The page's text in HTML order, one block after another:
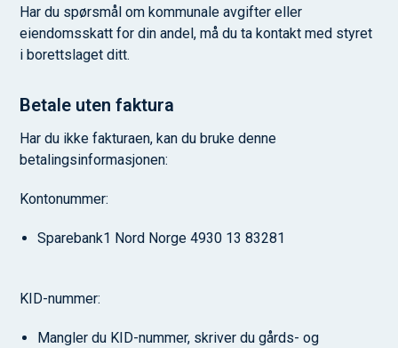
Har du spørsmål om kommunale avgifter eller
eiendomsskatt for din andel, må du ta kontakt med styret
i borettslaget ditt.
Betale uten faktura
Har du ikke fakturaen, kan du bruke denne
betalingsinformasjonen:
Kontonummer:
Sparebank1 Nord Norge 4930 13 83281
KID-nummer:
Mangler du KID-nummer, skriver du gårds- og